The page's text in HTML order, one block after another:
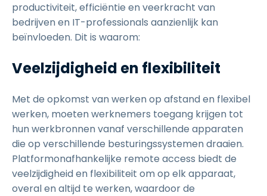
productiviteit, efficiëntie en veerkracht van
bedrijven en IT-professionals aanzienlijk kan
beïnvloeden. Dit is waarom:
Veelzijdigheid en flexibiliteit
Met de opkomst van werken op afstand en flexibel
werken, moeten werknemers toegang krijgen tot
hun werkbronnen vanaf verschillende apparaten
die op verschillende besturingssystemen draaien.
Platformonafhankelijke remote access biedt de
veelzijdigheid en flexibiliteit om op elk apparaat,
overal en altijd te werken, waardoor de